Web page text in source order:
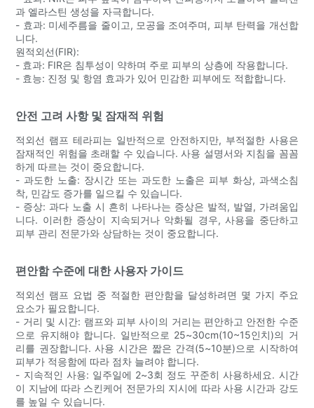
과 엘라스틴 생성을 자극합니다.
- 효과: 미세주름을 줄이고, 모공을 조여주며, 피부 탄력을 개선합
니다.
원적외선(FIR):
- 효과: FIR은 침투성이 약하며 주로 피부의 상층에 작용합니다.
- 효능: 진정 및 항염 효과가 있어 민감한 피부에도 적합합니다.
안전 고려 사항 및 잠재적 위험
적외선 램프 테라피는 일반적으로 안전하지만, 부적절한 사용은
잠재적인 위험을 초래할 수 있습니다. 사용 설명서와 지침을 꼼꼼
하게 따르는 것이 중요합니다.
- 과도한 노출: 장시간 또는 과도한 노출은 피부 화상, 과색소침
착, 민감도 증가를 일으킬 수 있습니다.
- 증상: 과다 노출 시 흔히 나타나는 증상은 발적, 발열, 가려움입
니다. 이러한 증상이 지속되거나 악화될 경우, 사용을 중단하고
피부 관리 전문가와 상담하는 것이 중요합니다.
편안함 수준에 대한 사용자 가이드
적외선 램프 요법 중 적절한 편안함을 달성하려면 몇 가지 주요
요소가 필요합니다.
- 거리 및 시간: 램프와 피부 사이의 거리는 편안하고 안전한 수준
으로 유지해야 합니다. 일반적으로 25~30cm(10~15인치)의 거
리를 권장합니다. 사용 시간은 짧은 간격(5~10분)으로 시작하여
피부가 적응함에 따라 점차 늘려야 합니다.
- 지속적인 사용: 일주일에 2~3회 정도 꾸준히 사용하세요. 시간
이 지남에 따라 스킨케어 전문가의 지시에 따라 사용 시간과 강도
를 높일 수 있습니다.